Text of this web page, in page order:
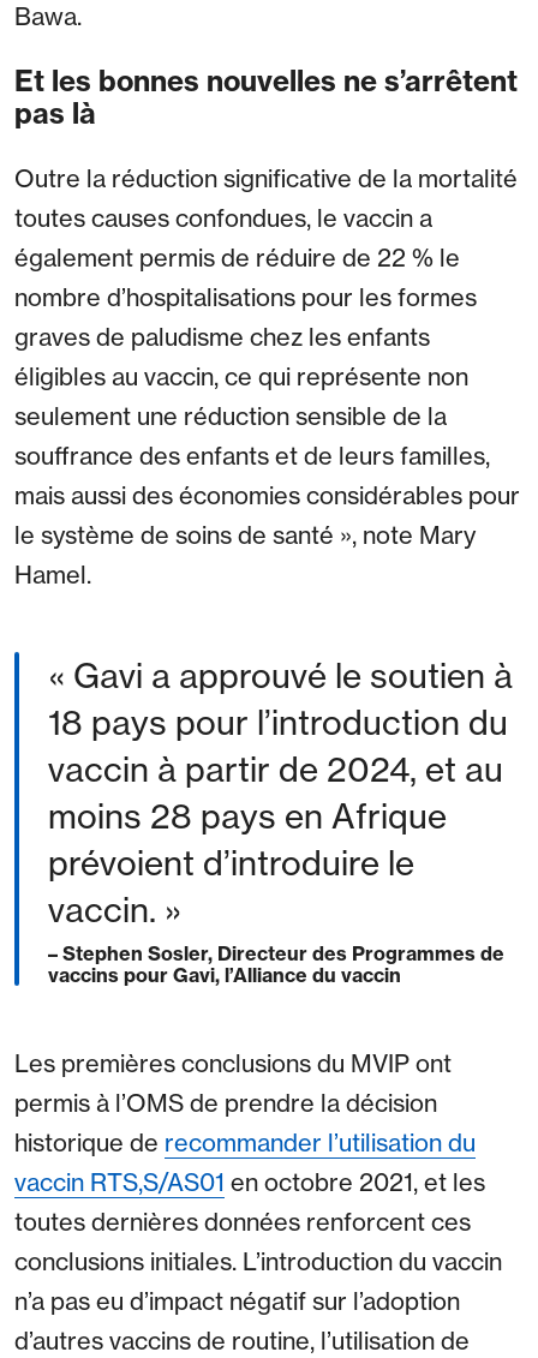
Bawa.
Et les bonnes nouvelles ne s’arrêtent
pas là
Outre la réduction significative de la mortalité
toutes causes confondues, le vaccin a
également permis de réduire de 22 % le
nombre d’hospitalisations pour les formes
graves de paludisme chez les enfants
éligibles au vaccin, ce qui représente non
seulement une réduction sensible de la
souffrance des enfants et de leurs familles,
mais aussi des économies considérables pour
le système de soins de santé », note Mary
Hamel.
« Gavi a approuvé le soutien à
18 pays pour l’introduction du
vaccin à partir de 2024, et au
moins 28 pays en Afrique
prévoient d’introduire le
vaccin. »
– Stephen Sosler, Directeur des Programmes de
vaccins pour Gavi, l’Alliance du vaccin
Les premières conclusions du MVIP ont
permis à l’OMS de prendre la décision
historique de recommander l’utilisation du
vaccin RTS,S/AS01 en octobre 2021, et les
toutes dernières données renforcent ces
conclusions initiales. L’introduction du vaccin
n’a pas eu d’impact négatif sur l’adoption
d’autres vaccins de routine, l’utilisation de